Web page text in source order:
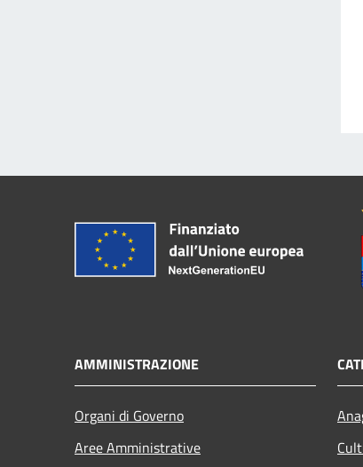
AMMINISTRAZIONE
Organi di Governo
Aree Amministrative